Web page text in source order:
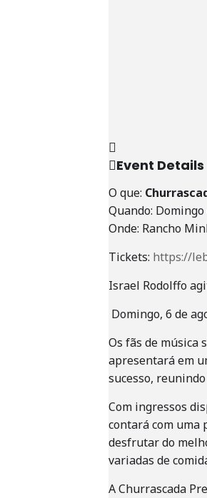
Event Details
O que:
Quando:
Onde: Rancho
Tickets: https://
Israel Rodolffo
Domingo, 6 de
Os fãs de música
apresentará em
sucesso,
Com ingressos
contará com uma
desfrutar do
variadas de
A Churrascada